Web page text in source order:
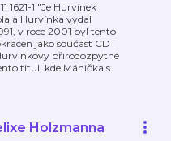
1621-1 "Je Hurvínek
a Hurvínka vydal
v roce 2001 byl tento
jako součást CD
přírodozpytné
titul, kde Mánička s
Holzmanna